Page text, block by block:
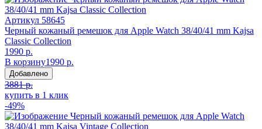
Артикул 58645
Черный кожаный ремешок для Apple Watch 38/40/41 mm Kajsa
Classic Collection
1990 р.
В корзину1990 р.
Добавлено
3881 р.
купить в 1 клик
-49%